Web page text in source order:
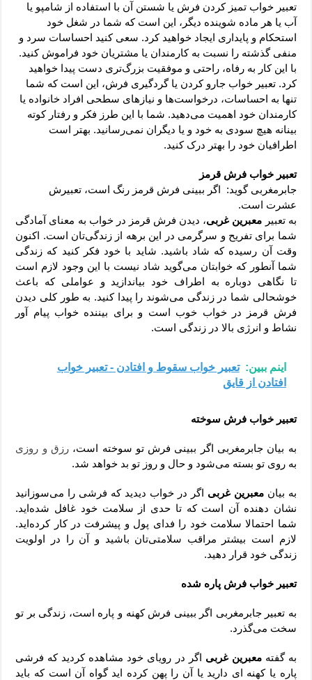
تعبیر خواب تمیز کردن فرش یا شستن آن با استفاده از شامپو یا
آب یا هر ماده شوینده دیگر، این است که شما در شغل خود
استحکام و پایداری ایجاد خواهید کرد. سعی کنید احساسات سرد و
منفی گذشته را نسبت به کارمندان یا مشتریان خود فراموش کنید.
با این کار به رفاه، راحتی و موفقیت بزرگ‌تری دست پیدا خواهید
کرد. تعبیر خواب جارو کردن یا گردگیری فرش، این است که شما
تنها به احساسات، درخواست‌ها و نیازهای سطحی افراد خانواده یا
کارمندان خود اهمیت می‌دهید. شما با این طرز فکر و رفتار کوته
بینانه هیچ سودی به خود و یا دیگران نمی‌رسانید. بهتر است
اطرافیان خود را بهتر درک کنید.
تعبیر خواب فرش قرمز
جابرمغربی گوید: اگر ببینی فرش قرمز رنگ است، تعبیرش
عشرت است.
به تعبیر معبرین غربی، دیدن فرش قرمز در خواب به معنای آمادگی
شما برای تفریح و سرگرمی در این برهه از زندگی‌تان است. اکنون
وقت آن رسیده که شاد باشید. شاید با خود فکر کنید که زندگی
شما آنطور که خوابتان می‌گوید شاد نیست با این وجود لازم است
تا نگاهی دوباره به اطراف خود بیاندازید و عواملی که باعث
خوشحالی شما در زندگی می‌شوند را پیدا کنید. به طور کلی دیدن
فرش قرمز در خواب خوب است و برای بیننده خواب پیام آور
نشاط و انرژی بالا در زندگی است.
اینم ببین: تعبیر خواب سقوط و افتادن - تعبیر خواب
افتادن از قایق
تعبیر خواب فرش سوخته
به بیان جابرمغربی اگر ببینی فرش‌ تو سوخته است،رزق و روزی
به روی تو بسته می‌شود و حال و روز تو بد خواهد شد.
به بیانمعبرین غربی اگر در خواب دیدید که فرشی را می‌سوزانید
نشان دهنده آن است که تا حدی از سلامت خود غافل شده‌اید.
شما احتمالا سلامت خود را فدای پول و پیشرفت در کار کرده‌اید.
لازم است بیشتر مراقب سلامتی‌تان باشید و آن را در اولویت
زندگی خود قرار دهید.
تعبیر خواب فرش پاره شده
به تعبیر جابرمغربی اگر ببینی فرش کهنه و پاره است، زندگی بر تو
سخت می‌گذرد.
به گفتهمعبرین غربی اگر در رویای خود مشاهده کردید که فرشی
پاره یا کهنه ای دارید یا آن را پهن کرده اید گواه آن است که باید